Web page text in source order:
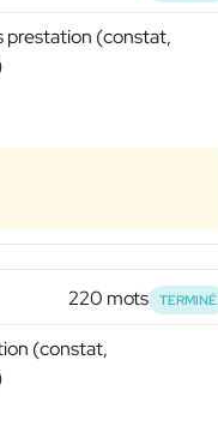
prestation (constat,
220 mots TERMINÉ
(constat,